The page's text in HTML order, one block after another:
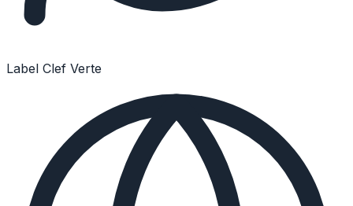
Label Clef Verte